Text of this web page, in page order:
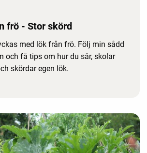
frö - Stor skörd
med lök från frö. Följ min sådd
och få tips om hur du sår, skolar
skördar egen lök.